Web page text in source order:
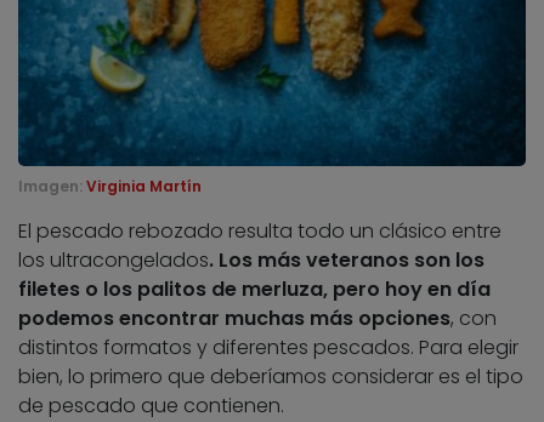
Imagen: Virginia Martín
El pescado rebozado resulta todo un clásico entre
los ultracongelados. Los más veteranos son los
filetes o los palitos de merluza, pero hoy en día
podemos encontrar muchas más opciones, con
distintos formatos y diferentes pescados. Para elegir
bien, lo primero que deberíamos considerar es el tipo
de pescado que contienen.